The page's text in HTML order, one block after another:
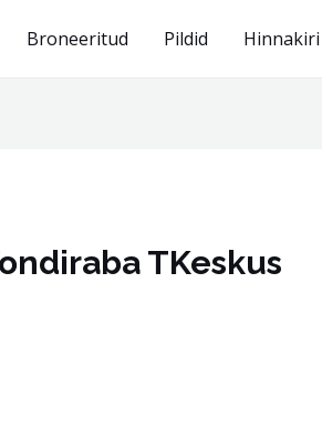
Broneeritud Pildid Hinnakiri
TKeskus